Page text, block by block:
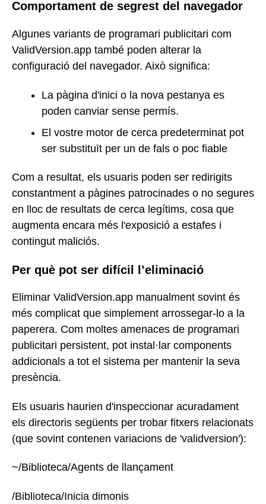
Comportament de segrest del navegador
Algunes variants de programari publicitari com
ValidVersion.app també poden alterar la
configuració del navegador. Això significa:
La pàgina d'inici o la nova pestanya es
poden canviar sense permís.
El vostre motor de cerca predeterminat pot
ser substituït per un de fals o poc fiable
Com a resultat, els usuaris poden ser redirigits
constantment a pàgines patrocinades o no segures
en lloc de resultats de cerca legítims, cosa que
augmenta encara més l'exposició a estafes i
contingut maliciós.
Per què pot ser difícil l’eliminació
Eliminar ValidVersion.app manualment sovint és
més complicat que simplement arrossegar-lo a la
paperera. Com moltes amenaces de programari
publicitari persistent, pot instal·lar components
addicionals a tot el sistema per mantenir la seva
presència.
Els usuaris haurien d'inspeccionar acuradament
els directoris següents per trobar fitxers relacionats
(que sovint contenen variacions de 'validversion'):
~/Biblioteca/Agents de llançament
/Biblioteca/Inicia dimonis